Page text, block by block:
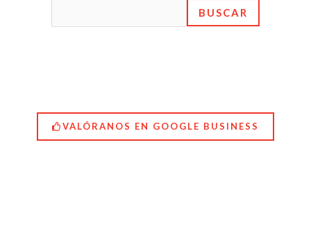
BUSCAR
VALÓRANOS EN GOOGLE BUSINESS